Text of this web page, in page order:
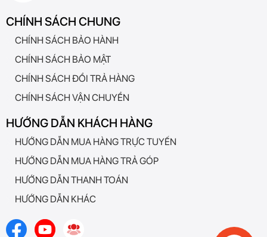
CHÍNH SÁCH CHUNG
CHÍNH SÁCH BẢO HÀNH
CHÍNH SÁCH BẢO MẬT
CHÍNH SÁCH ĐỔI TRẢ HÀNG
CHÍNH SÁCH VẬN CHUYỂN
HƯỚNG DẪN KHÁCH HÀNG
HƯỚNG DẪN MUA HÀNG TRỰC TUYẾN
HƯỚNG DẪN MUA HÀNG TRẢ GÓP
HƯỚNG DẪN THANH TOÁN
HƯỚNG DẪN KHÁC